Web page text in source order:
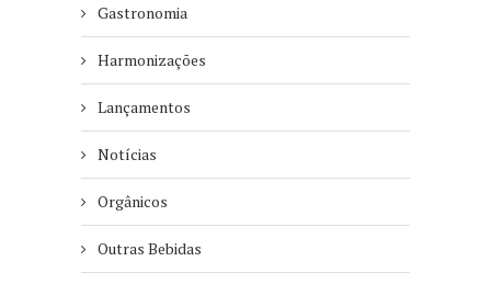
Gastronomia
Harmonizações
Lançamentos
Notícias
Orgânicos
Outras Bebidas